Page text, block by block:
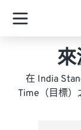
在 India
Time（目標）